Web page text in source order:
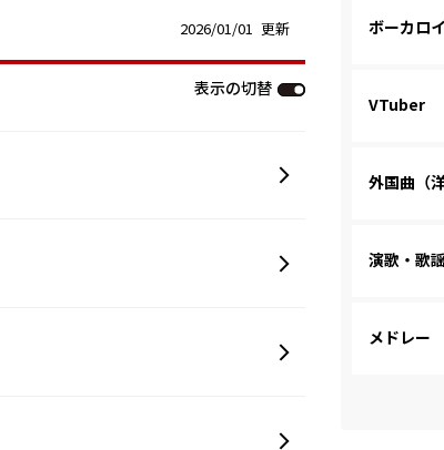
2026/01/01 更新
表示の切替
ボーカロ
VTuber
外国曲（洋
演歌・歌
メドレー